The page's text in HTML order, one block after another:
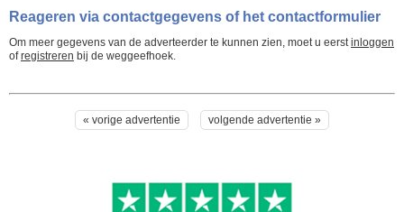
Reageren via contactgegevens of het contactformulier
Om meer gegevens van de adverteerder te kunnen zien, moet u eerst inloggen
ofregistreren bij de weggeefhoek.
« vorige advertentie volgende advertentie »